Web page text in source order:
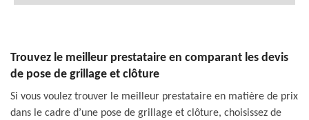
Trouvez le meilleur prestataire en comparant les devis
de pose de grillage et clôture
Si vous voulez trouver le meilleur prestataire en matière de prix
dans le cadre d’une pose de grillage et clôture, choisissez de